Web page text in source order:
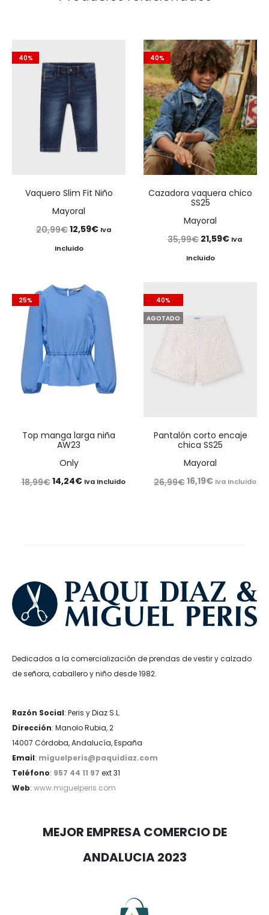
40%
Vaquero Slim Fit Niño
Mayoral
20,99€El
precio
era:
20,99€.
12,59€El
12,59€.
Iva
Incluido
40%
Cazadora vaquera chico
SS25
Mayoral
35,99€ El
precio
21,59€ElIva
Incluido
25%
Top manga larga niña
AW23
Only
18,99€El
14,24€ElIva Incluido
40%
AGOTADO
Pantalón corto encaje
chica SS25
Mayoral
26,99€El
16,19€ElIva Incluido
Dedicados a la comercialización de prendas de vestir y calzado
de señora, caballero y niño desde 1982.
Razón Social: Peris y Diaz S.L.
Dirección: Manolo Rubia, 2
14007 Córdoba, Andalucía, España
Email: miguelperis@paquidiaz.com
Teléfono: 957 44 11 97 ext 31
Web: www.miguelperis.com
MEJOR EMPRESA COMERCIO DE
ANDALUCIA 2023